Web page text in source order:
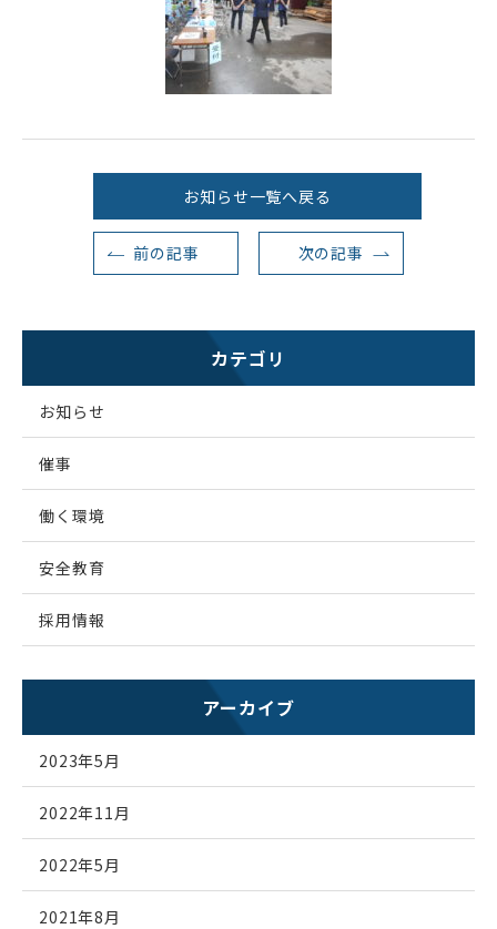
前の記事
お知らせ一覧へ戻る
次の記事
カテゴリ
お知らせ
催事
働く環境
安全教育
採用情報
アーカイブ
2023年5月
2022年11月
2022年5月
2021年8月